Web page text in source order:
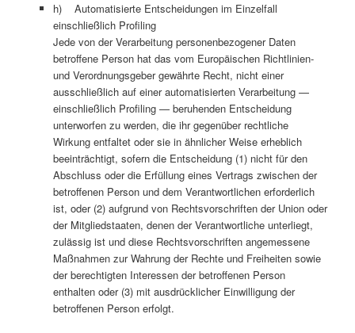
h) Automatisierte Entscheidungen im Einzelfall
einschließlich Profiling
Jede von der Verarbeitung personenbezogener Daten
betroffene Person hat das vom Europäischen Richtlinien-
und Verordnungsgeber gewährte Recht, nicht einer
ausschließlich auf einer automatisierten Verarbeitung —
einschließlich Profiling — beruhenden Entscheidung
unterworfen zu werden, die ihr gegenüber rechtliche
Wirkung entfaltet oder sie in ähnlicher Weise erheblich
beeinträchtigt, sofern die Entscheidung (1) nicht für den
Abschluss oder die Erfüllung eines Vertrags zwischen der
betroffenen Person und dem Verantwortlichen erforderlich
ist, oder (2) aufgrund von Rechtsvorschriften der Union oder
der Mitgliedstaaten, denen der Verantwortliche unterliegt,
zulässig ist und diese Rechtsvorschriften angemessene
Maßnahmen zur Wahrung der Rechte und Freiheiten sowie
der berechtigten Interessen der betroffenen Person
enthalten oder (3) mit ausdrücklicher Einwilligung der
betroffenen Person erfolgt.